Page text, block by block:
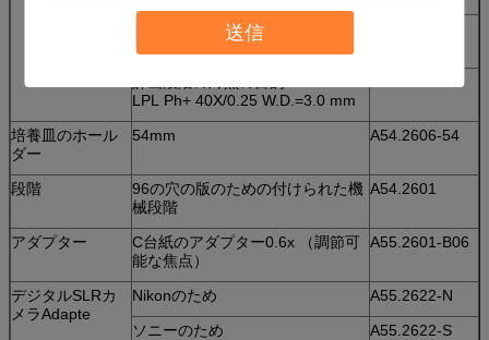
送信
計画段階の対照の目的
LPL Ph+ 10x/0.25 W.D.=7.9 mm
LPL Ph+ 40X/0.25 W.D.=3.0 mm
培養皿のホール
ダー
54mm A54.2606-54
段階
96の穴の版のための付けられた機
械段階
A54.2601
アダプター
C台紙のアダプター0.6x （調節可
能な焦点）
A55.2601-B06
デジタルSLRカ
メラAdapte
Nikonのため
A55.2622-N
ソニーのため
A55.2622-S